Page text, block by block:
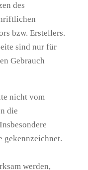
des
bzw. Erstellers.
sind nur für
Gebrauch
nicht vom
die
gekennzeichnet.
werden,